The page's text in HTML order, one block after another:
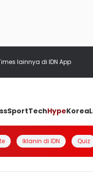
lainnya di IDN App
SportTechHypeKorea
Iklanin di IDN Quiz